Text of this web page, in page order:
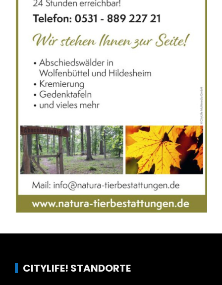
CITYLIFE! STANDORTE